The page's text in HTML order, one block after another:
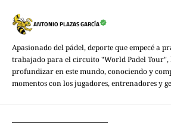
ANTONIO PLAZAS GARCÍA
Apasionado del pádel, deporte que empecé a
trabajado para el circuito "World Padel
profundizar en este mundo, conociendo y
momentos con los jugadores, entrenadores y